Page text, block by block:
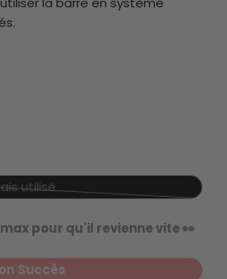
utilisé
pour qu'il revienne vite 👀
Succès